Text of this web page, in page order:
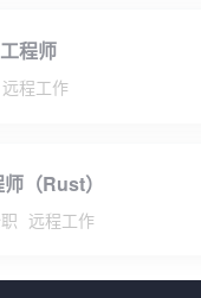
程师
远程工作
（Rust）
远程工作